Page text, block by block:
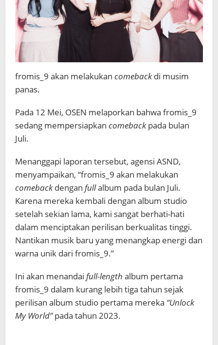
fromis_9 akan melakukan comebackdi musim
panas.
Pada 12 Mei, OSEN melaporkan bahwa fromis_9
sedang mempersiapkan comebackpada bulan
Juli.
Menanggapi laporan tersebut, agensi ASND,
menyampaikan, “fromis_9 akan melakukan
comebackdengan fullalbum pada bulan Juli.
Karena mereka kembali dengan album studio
setelah sekian lama, kami sangat berhati-hati
dalam menciptakan perilisan berkualitas tinggi.
Nantikan musik baru yang menangkap energi dan
warna unik dari fromis_9.”
Ini akan menandai full-length album pertama
fromis_9 dalam kurang lebih tiga tahun sejak
perilisan album studio pertama mereka “Unlock
My World”pada tahun 2023.